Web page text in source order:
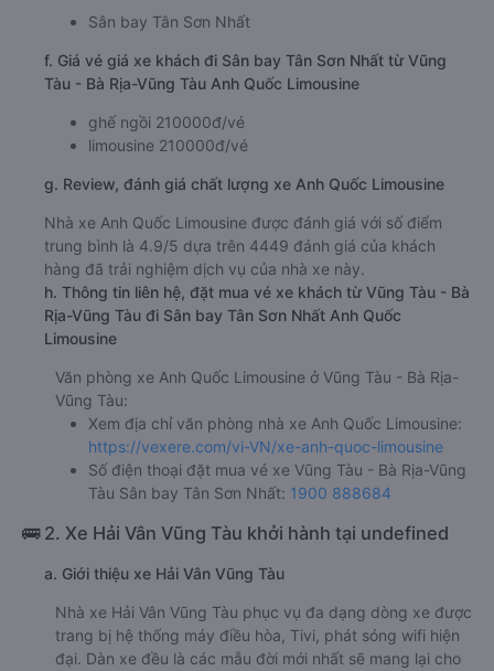
Sân bay Tân Sơn Nhất
f. Giá vé giá xe khách đi Sân bay Tân Sơn Nhất từ Vũng
Tàu - Bà Rịa-Vũng Tàu Anh Quốc Limousine
ghế ngồi 210000đ/vé
limousine 210000đ/vé
g. Review, đánh giá chất lượng xe Anh Quốc Limousine
Nhà xe Anh Quốc Limousine được đánh giá với số điểm
trung bình là 4.9/5 dựa trên 4449 đánh giá của khách
hàng đã trải nghiệm dịch vụ của nhà xe này.
h. Thông tin liên hệ, đặt mua vé xe khách từ Vũng Tàu - Bà
Rịa-Vũng Tàu đi Sân bay Tân Sơn Nhất Anh Quốc
Limousine
Văn phòng xe Anh Quốc Limousine ở Vũng Tàu - Bà Rịa-
Vũng Tàu:
Xem địa chỉ văn phòng nhà xe Anh Quốc Limousine:
https://vexere.com/vi-VN/xe-anh-quoc-limousine
Số điện thoại đặt mua vé xe Vũng Tàu - Bà Rịa-Vũng
Tàu Sân bay Tân Sơn Nhất: 1900 888684
🚌 2. Xe Hải Vân Vũng Tàu khởi hành tại undefined
a. Giới thiệu xe Hải Vân Vũng Tàu
Nhà xe Hải Vân Vũng Tàu phục vụ đa dạng dòng xe được
trang bị hệ thống máy điều hòa, Tivi, phát sóng wifi hiện
đại. Dàn xe đều là các mẫu đời mới nhất sẽ mang lại cho